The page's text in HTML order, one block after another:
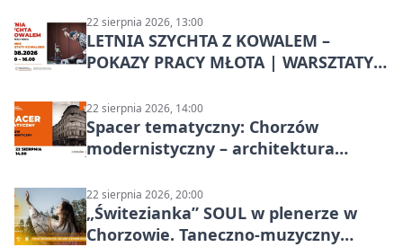
22 sierpnia 2026, 13:00
LETNIA SZYCHTA Z KOWALEM –
POKAZY PRACY MŁOTA | WARSZTATY
22 sierpnia 2026, 14:00
Spacer tematyczny: Chorzów
modernistyczny – architektura
22 sierpnia 2026, 20:00
„Świtezianka” SOUL w plenerze w
Chorzowie. Taneczno-muzyczny